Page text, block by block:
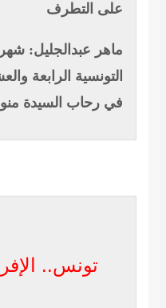
التطرف
عبدالجليل: شهر
الرابعة
رحاب السيدة منوبية
تونس.. الإفراج